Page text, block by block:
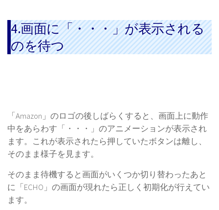
4.画面に「・・・」が表示される
のを待つ
「Amazon」のロゴの後しばらくすると、画面上に動作
中をあらわす「・・・」のアニメーションが表示され
ます。これが表示されたら押していたボタンは離し、
そのまま様子を見ます。
そのまま待機すると画面がいくつか切り替わったあと
に「ECHO」の画面が現れたら正しく初期化が行えてい
ます。